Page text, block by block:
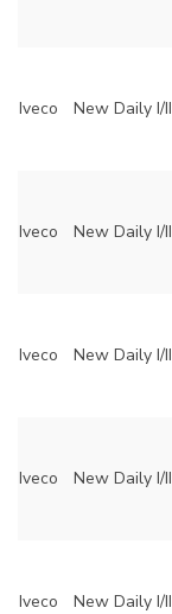
Iveco New Daily I/II
Iveco New Daily I/II
Iveco New Daily I/II
Iveco New Daily I/II
Iveco New Daily I/II